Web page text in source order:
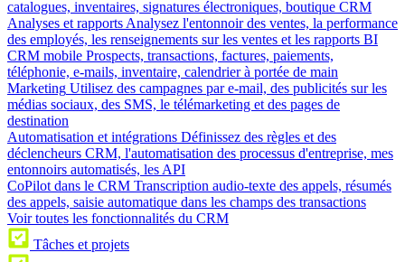
catalogues, inventaires, signatures électroniques, boutique CRM
Analyses et rapports Analysez l'entonnoir des ventes, la performance
des employés, les renseignements sur les ventes et les rapports BI
CRM mobile Prospects, transactions, factures, paiements,
téléphonie, e-mails, inventaire, calendrier à portée de main
Marketing Utilisez des campagnes par e-mail, des publicités sur les
médias sociaux, des SMS, le télémarketing et des pages de
destination
Automatisation et intégrations Définissez des règles et des
déclencheurs CRM, l'automatisation des processus d'entreprise, mes
entonnoirs automatisés, les API
CoPilot dans le CRM Transcription audio-texte des appels, résumés
des appels, saisie automatique dans les champs des transactions
Voir toutes les fonctionnalités du CRM
Tâches et projets